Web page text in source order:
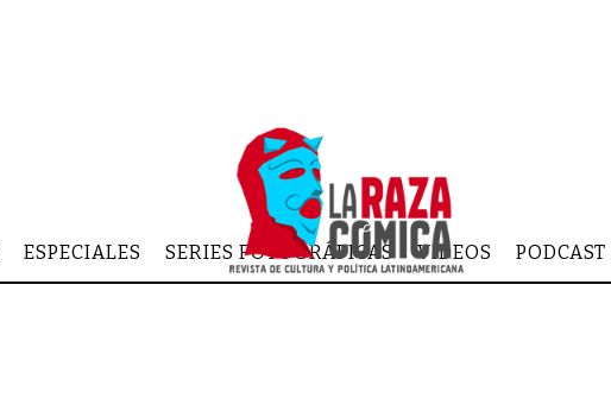
ESPECIALES SERIES FOTOGRÁFICAS VIDEOS PODCAST